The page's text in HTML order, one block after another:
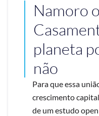
Namoro
planeta
não
Para que essa
crescimento
de um estudo